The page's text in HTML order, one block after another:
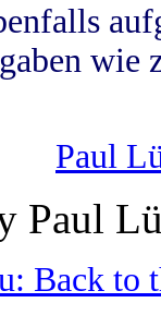
wie
Paul
Paul
Back to